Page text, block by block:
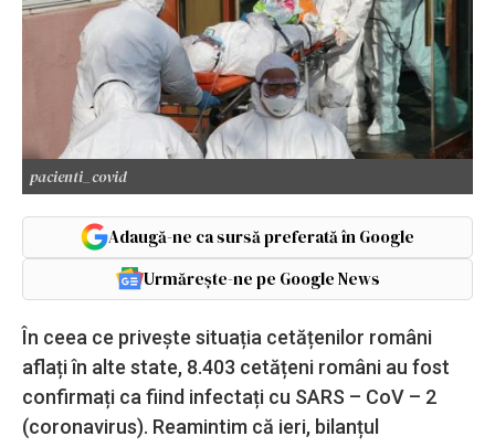
pacienti_covid
Adaugă-ne ca sursă preferată în Google
Urmărește-ne pe Google News
În ceea ce privește situația cetățenilor români
aflați în alte state, 8.403 cetățeni români au fost
confirmați ca fiind infectați cu SARS – CoV – 2
(coronavirus). Reamintim că ieri, bilanțul